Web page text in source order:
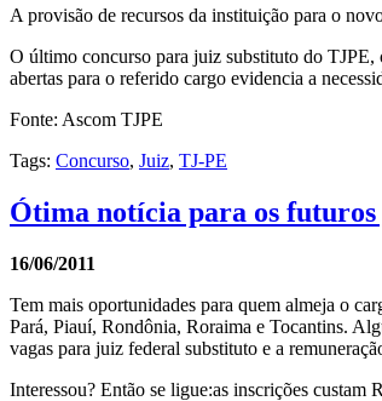
A provisão de recursos da instituição para o
O último concurso para juiz substituto do TJPE,
abertas para o referido cargo evidencia a
Fonte: Ascom TJPE
Tags: Concurso, Juiz, TJ-PE
Ótima notícia para os futuros
16/06/2011
Tem mais oportunidades para quem almeja o
Pará, Piauí, Rondônia, Roraima e Tocantins.
vagas para juiz federal substituto e a
Interessou? Então se ligue:as inscrições